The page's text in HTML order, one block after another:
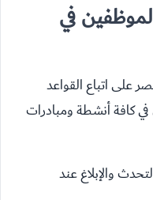
في
على اتباع القواعد
كافة أنشطة ومبادرات
والإبلاغ عند